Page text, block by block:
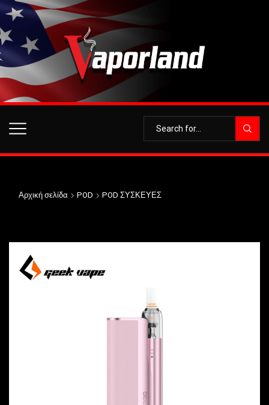
Αρχική σελίδα POD POD ΣΥΣΚΕΥΕΣ